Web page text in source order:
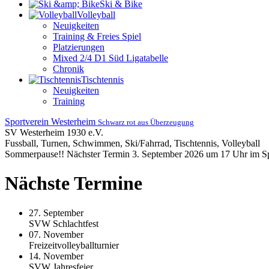
Ski & Bike
Volleyball
Neuigkeiten
Training & Freies Spiel
Platzierungen
Mixed 2/4 D1 Süd Ligatabelle
Chronik
Tischtennis
Neuigkeiten
Training
Sportverein Westerheim Schwarz rot aus Überzeugung
SV Westerheim 1930 e.V.
Fussball, Turnen, Schwimmen, Ski/Fahrrad, Tischtennis, Volleyball
Sommerpause!! Nächster Termin 3. September 2026 um 17 Uhr im
Nächste Termine
27. September
SVW Schlachtfest
07. November
Freizeitvolleyballturnier
14. November
SVW Jahresfeier